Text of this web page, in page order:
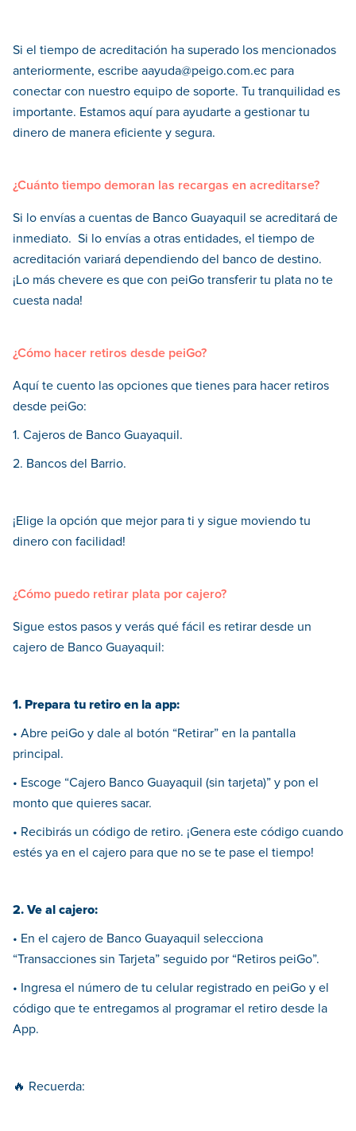
Si el tiempo de acreditación ha superado los mencionados
anteriormente, escribe aayuda@peigo.com.ec para
conectar con nuestro equipo de soporte. Tu tranquilidad es
importante. Estamos aquí para ayudarte a gestionar tu
dinero de manera eficiente y segura.
¿Cuánto tiempo demoran las recargas en acreditarse?
Si lo envías a cuentas de Banco Guayaquil se acreditará de
inmediato. Si lo envías a otras entidades, el tiempo de
acreditación variará dependiendo del banco de destino.
¡Lo más chevere es que con peiGo transferir tu plata no te
cuesta nada!
¿Cómo hacer retiros desde peiGo?
Aquí te cuento las opciones que tienes para hacer retiros
desde peiGo:
1. Cajeros de Banco Guayaquil.
2. Bancos del Barrio.
¡Elige la opción que mejor para ti y sigue moviendo tu
dinero con facilidad!
¿Cómo puedo retirar plata por cajero?
Sigue estos pasos y verás qué fácil es retirar desde un
cajero de Banco Guayaquil:
1. Prepara tu retiro en la app:
• Abre peiGo y dale al botón “Retirar” en la pantalla
principal.
• Escoge “Cajero Banco Guayaquil (sin tarjeta)” y pon el
monto que quieres sacar.
• Recibirás un código de retiro. ¡Genera este código cuando
estés ya en el cajero para que no se te pase el tiempo!
2. Ve al cajero:
• En el cajero de Banco Guayaquil selecciona
“Transacciones sin Tarjeta” seguido por “Retiros peiGo”.
• Ingresa el número de tu celular registrado en peiGo y el
código que te entregamos al programar el retiro desde la
App.
🔥 Recuerda: